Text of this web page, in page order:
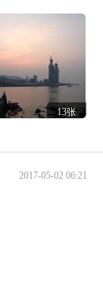
13张
2017-05-02 06:21